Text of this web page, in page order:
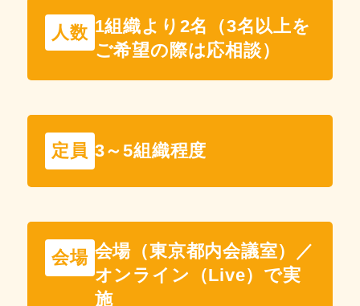
人数 1組織より2名（3名以上を
ご希望の際は応相談）
定員 3～5組織程度
会場 会場（東京都内会議室）／
オンライン（Live）で実
施